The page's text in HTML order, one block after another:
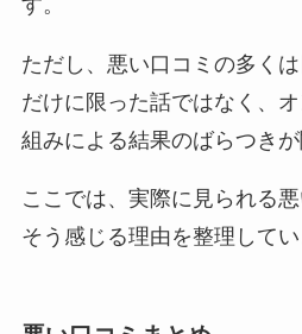
ただし、悪い口コミの多く
だけに限った話ではなく、
組みによる結果のばらつきが
ここでは、実際に見られる悪
そう感じる理由を整理してい